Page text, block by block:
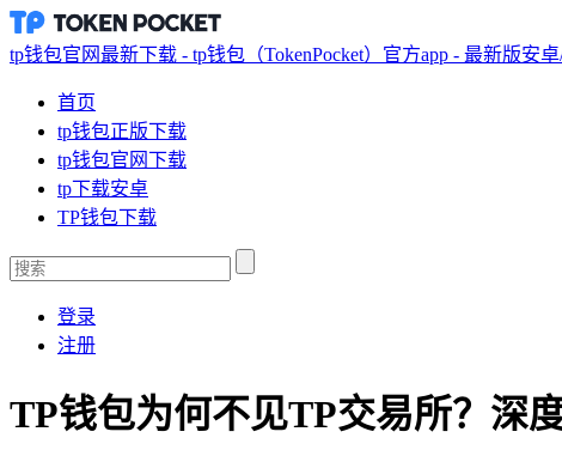
tp钱包官网最新下载 - tp钱包（TokenPocket）官方app - 最新版安
首页
tp钱包正版下载
tp钱包官网下载
tp下载安卓
TP钱包下载
登录
注册
TP钱包为何不见TP交易所？深